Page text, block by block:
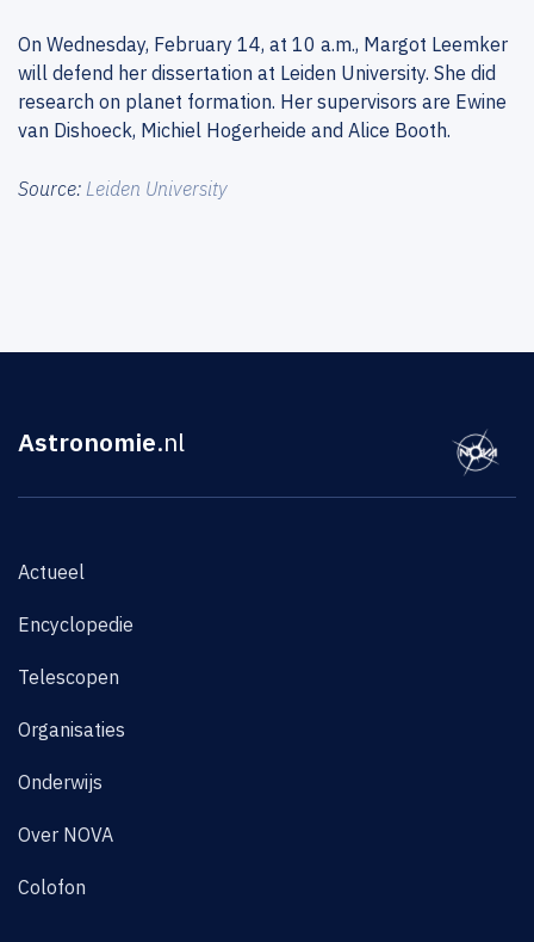
On Wednesday, February 14, at 10 a.m., Margot Leemker
will defend her dissertation at Leiden University. She did
research on planet formation. Her supervisors are Ewine
van Dishoeck, Michiel Hogerheide and Alice Booth.
Source: Leiden University
Astronomie.nl
Actueel
Encyclopedie
Telescopen
Organisaties
Onderwijs
Over NOVA
Colofon